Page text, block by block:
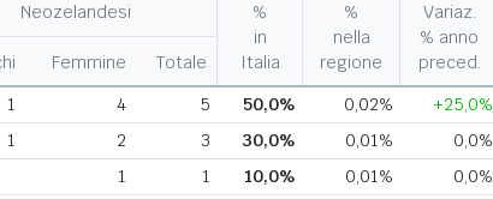
Neozelandesi
%
in
Italia
%
nella
regione
Variaz.
% anno
preced.
Femmine Totale
1 4 5 50,0% 0,02% +25,0%
1 2 3 30,0% 0,01% 0,0%
1 1 10,0% 0,01% 0,0%